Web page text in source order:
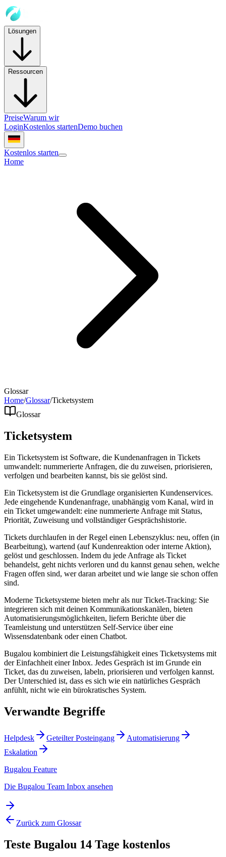
Lösungen
Ressourcen
PreiseWarum wir
LoginKostenlos startenDemo buchen
Kostenlos starten
Home
Glossar
Home/Glossar/Ticketsystem
Glossar
Ticketsystem
Ein Ticketsystem ist Software, die Kundenanfragen in Tickets
umwandelt: nummerierte Anfragen, die du zuweisen, priorisieren,
verfolgen und bearbeiten kannst, bis sie gelöst sind.
Ein Ticketsystem ist die Grundlage organisierten Kundenservices.
Jede eingehende Kundenanfrage, unabhängig vom Kanal, wird in
ein Ticket umgewandelt: eine nummerierte Anfrage mit Status,
Priorität, Zuweisung und vollständiger Gesprächshistorie.
Tickets durchlaufen in der Regel einen Lebenszyklus: neu, offen (in
Bearbeitung), wartend (auf Kundenreaktion oder interne Aktion),
gelöst und geschlossen. Indem du jede Anfrage als Ticket
behandelst, geht nichts verloren und du kannst genau sehen, welche
Fragen offen sind, wer daran arbeitet und wie lange sie schon offen
sind.
Moderne Ticketsysteme bieten mehr als nur Ticket-Tracking: Sie
integrieren sich mit deinen Kommunikationskanälen, bieten
Automatisierungsmöglichkeiten, liefern Berichte über die
Teamleistung und unterstützen Self-Service über eine
Wissensdatenbank oder einen Chatbot.
Bugalou kombiniert die Leistungsfähigkeit eines Ticketsystems mit
der Einfachheit einer Inbox. Jedes Gespräch ist im Grunde ein
Ticket, das du zuweisen, labeln, priorisieren und verfolgen kannst.
Der Unterschied ist, dass es sich wie ein natürliches Gespräch
anfühlt, nicht wie ein bürokratisches System.
Verwandte Begriffe
Helpdesk Geteilter Posteingang
Automatisierung
Eskalation
Bugalou Feature
Die Bugalou Team Inbox ansehen
Zurück zum Glossar
Teste Bugalou 14 Tage kostenlos